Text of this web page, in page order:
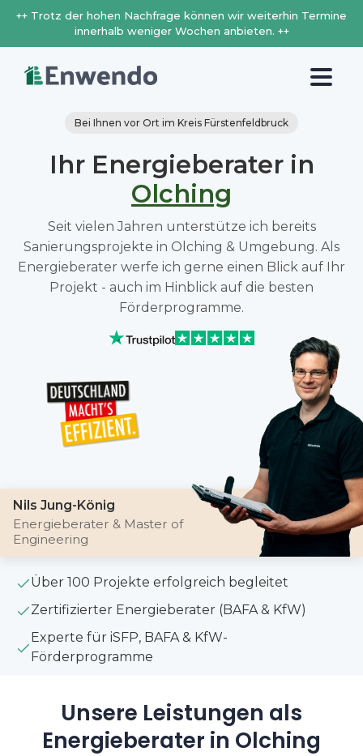
++ Trotz der hohen Nachfrage können wir weiterhin Termine
innerhalb weniger Wochen anbieten. ++
Bei Ihnen vor Ort im Kreis Fürstenfeldbruck
Ihr Energieberater in
Olching
Seit vielen Jahren unterstütze ich bereits
Sanierungsprojekte in Olching & Umgebung. Als
Energieberater werfe ich gerne einen Blick auf Ihr
Projekt - auch im Hinblick auf die besten
Förderprogramme.
Nils Jung-König
Energieberater & Master of
Engineering
Über 100 Projekte erfolgreich begleitet
Zertifizierter Energieberater (BAFA & KfW)
Experte für iSFP, BAFA & KfW-
Förderprogramme
Unsere Leistungen als
Energieberater in Olching